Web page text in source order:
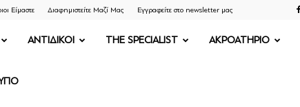
Είμαστε Διαφημιστείτε Μαζί Μας Εγγραφείτε στο newsletter μας
ΑΝΤΙΔΙΚΟΙ THE SPECIALIST ΑΚΡΟΑΤΗΡΙΟ